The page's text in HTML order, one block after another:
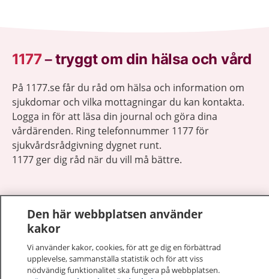
1177–tryggt om din hälsa och vård
På 1177.se får du råd om hälsa och information om
sjukdomar och vilka mottagningar du kan kontakta.
Logga in för att läsa din journal och göra dina
vårdärenden. Ring telefonnummer 1177 för
sjukvårdsrådgivning dygnet runt.
1177 ger dig råd när du vill må bättre.
Om 1177
Den här webbplatsen använder
kakor
Vi använder kakor, cookies, för att ge dig en förbättrad
upplevelse, sammanställa statistik och för att viss
nödvändig funktionalitet ska fungera på webbplatsen.